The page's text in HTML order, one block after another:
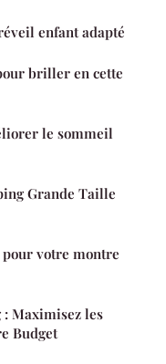
enfant adapté
briller en cette
le sommeil
Grande Taille
votre montre
: Maximisez les
Budget